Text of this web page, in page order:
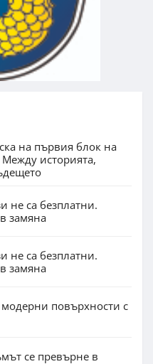
на първия блок на
историята,
не са безплатни.
замяна
не са безплатни.
замяна
повърхности с
се превърне в